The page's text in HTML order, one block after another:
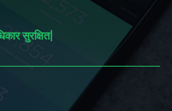
सुरक्षित|